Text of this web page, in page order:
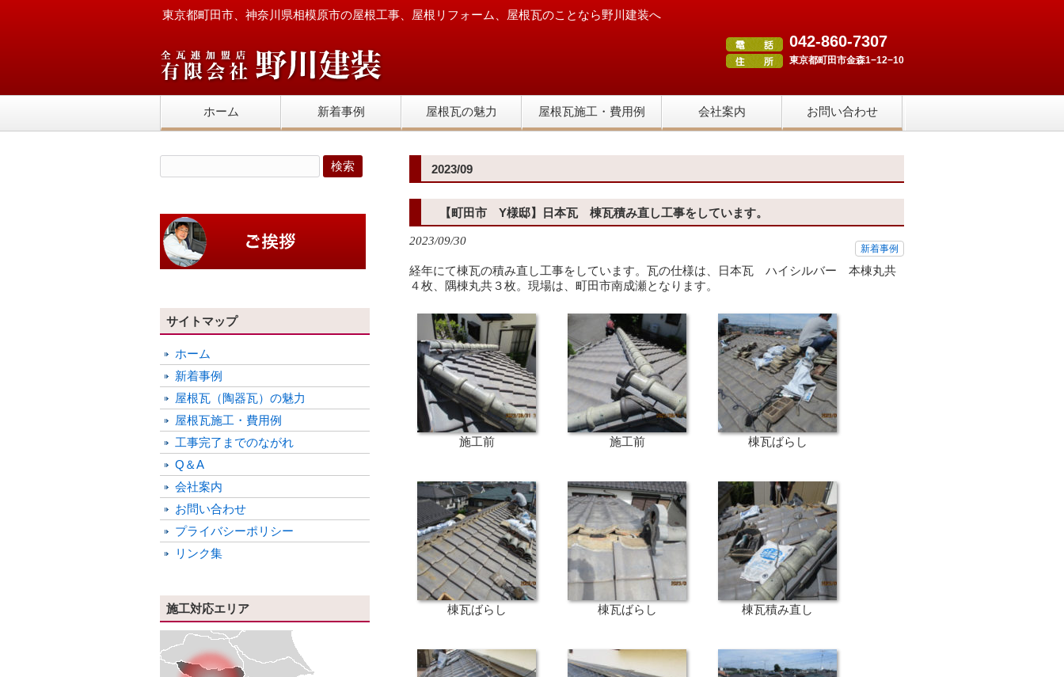
東京都町田市、神奈川県相模原市の屋根工事、屋根リフォーム、屋根瓦のことなら野川建装へ
042-860-7307
東京都町田市金森1−12−10
ホーム 新着事例 屋根瓦の魅力 屋根瓦施工・費用例 会社案内 お問い合わせ
2023/09
【町田市 Y様邸】日本瓦 棟瓦積み直し工事をしています。
2023/09/30
新着事例
経年にて棟瓦の積み直し工事をしています。瓦の仕様は、日本瓦 ハイシルバー 本棟丸共
４枚、隅棟丸共３枚。現場は、町田市南成瀬となります。
施工前 施工前 棟瓦ばらし
棟瓦ばらし 棟瓦ばらし 棟瓦積み直し
サイトマップ
ホーム
新着事例
屋根瓦（陶器瓦）の魅力
屋根瓦施工・費用例
工事完了までのながれ
Q＆A
会社案内
お問い合わせ
プライバシーポリシー
リンク集
施工対応エリア